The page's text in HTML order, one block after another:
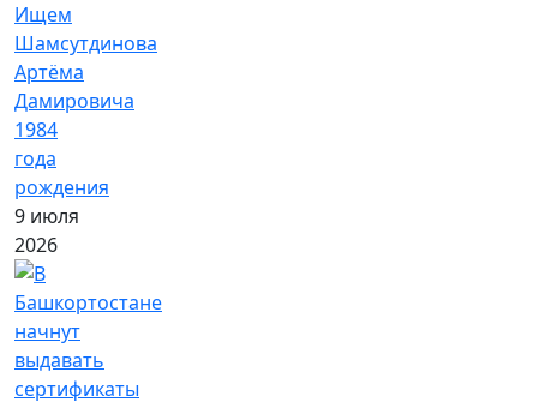
Ищем
Шамсутдинова
Артёма
Дамировича
1984
года
рождения
9 июля
2026